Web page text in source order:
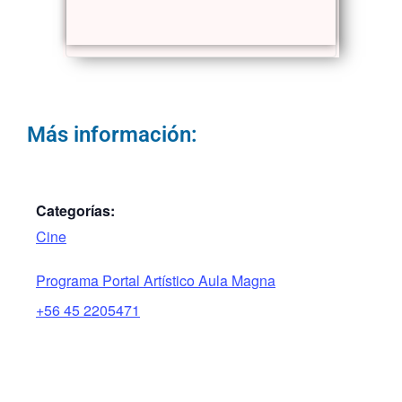
Más información:
Categorías:
Cine
Programa Portal Artístico Aula Magna
+56 45 2205471